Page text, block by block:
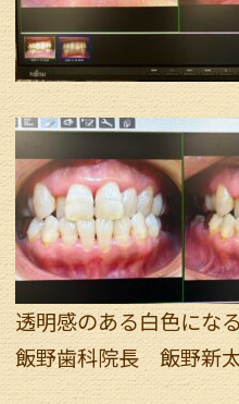
透明感のある白色にな
飯野歯科院長 飯野新